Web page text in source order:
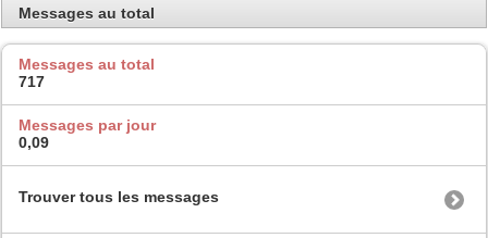
Messages au total
Messages au total
717
Messages par jour
0,09
Trouver tous les messages